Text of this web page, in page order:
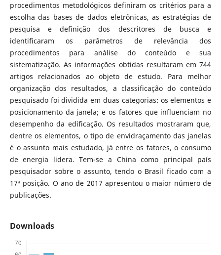
procedimentos metodológicos definiram os critérios para a
escolha das bases de dados eletrônicas, as estratégias de
pesquisa e definição dos descritores de busca e
identificaram os parâmetros de relevância dos
procedimentos para análise do conteúdo e sua
sistematização. As informações obtidas resultaram em 744
artigos relacionados ao objeto de estudo. Para melhor
organização dos resultados, a classificação do conteúdo
pesquisado foi dividida em duas categorias: os elementos e
posicionamento da janela; e os fatores que influenciam no
desempenho da edificação. Os resultados mostraram que,
dentre os elementos, o tipo de envidraçamento das janelas
é o assunto mais estudado, já entre os fatores, o consumo
de energia lidera. Tem-se a China como principal país
pesquisador sobre o assunto, tendo o Brasil ficado com a
17ª posição. O ano de 2017 apresentou o maior número de
publicações.
Downloads